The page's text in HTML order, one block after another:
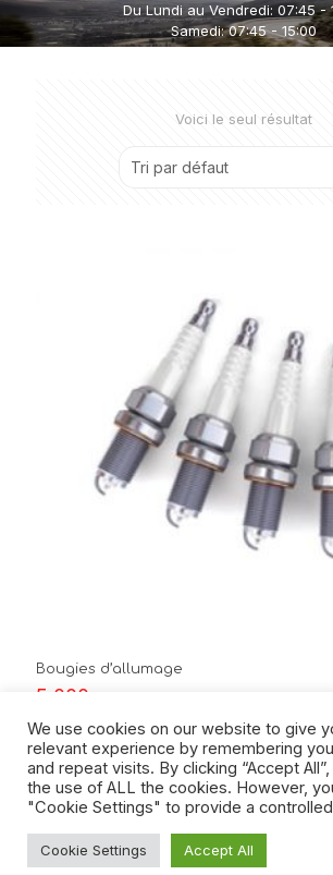
Du Lundi au Vendredi: 07:45 -
Samedi: 07:45 - 15:00
Voici le seul résultat
Bougies d’allumage
La périodicité de remplacement des
peut varier de 30 000 km à 60 000 km
préconisations du constructeur (Consulter
d’entretien du véhicule)
Product Code: CPR100
We use cookies on our website to give
relevant experience by remembering
and repeat visits. By clicking “Accept
the use of ALL the cookies. However,
"Cookie Settings" to provide a
Cookie Settings Accept All